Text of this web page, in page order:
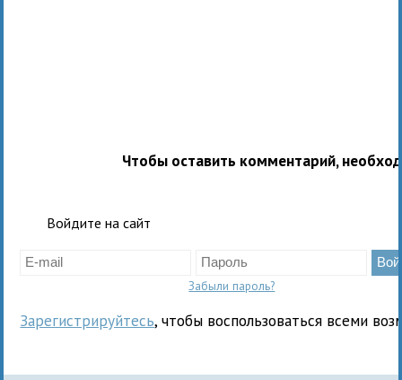
Чтобы оставить комментарий,
Войдите на сайт
Забыли пароль?
Зарегистрируйтесь, чтобы воспользоваться всеми